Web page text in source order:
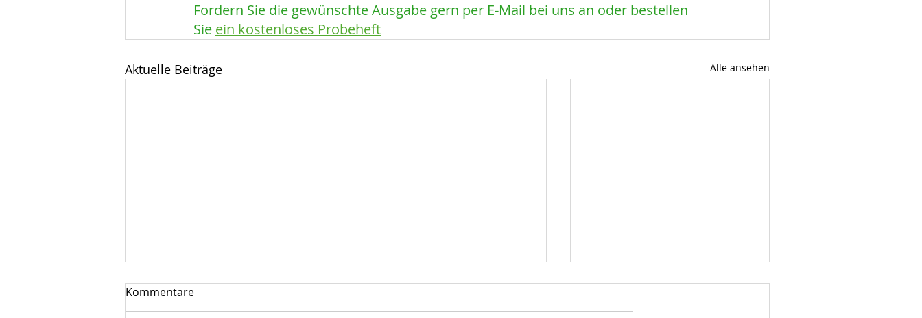
Fordern Sie die gewünschte Ausgabe gern per E-Mail bei uns an oder bestellen
Sie ein kostenloses Probeheft
Aktuelle Beiträge Alle ansehen
Netto
Jetzt Top-Sponsor des BBL-
Opel
Wieder größer als Sponsor
ERGO
Ausbau der DFB-Partnerschaft
Kommentare